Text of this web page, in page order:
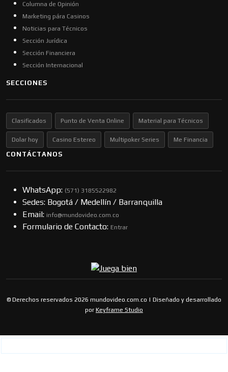
Columna de Opinión
Marketing pára Casinos
Noticias para Técnicos
Sección Jurídica
Sección Financiera
Sección Internacional
SECCIONES
Clasificados Punto de Venta Online Material para Técnicos
Dolar hoy Casino Estereo Multipoker Series Me Financia
CONTÁCTANOS
WhatsApp: (57​​1) 3185522982
Sedes: Bogotá / Medellín / Barranquilla
Email: info@mundovideo.com.co
Formulario de Contacto: Entrar
© Derechos reservados 2026 mundovideo.com.co | Diseñado y desarrollado
por Keyframe Studio